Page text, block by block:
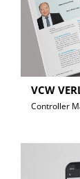
VCW
Controller